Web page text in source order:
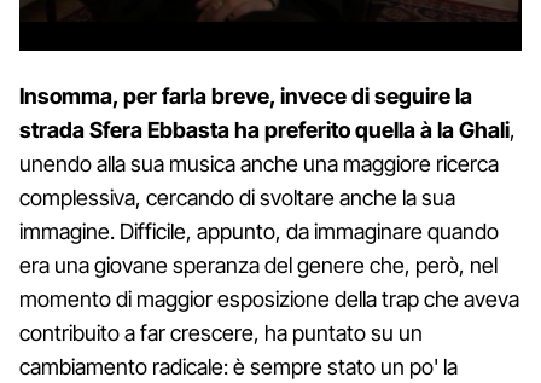
Insomma, per farla breve, invece di seguire la
strada Sfera Ebbasta ha preferito quella à la Ghali,
unendo alla sua musica anche una maggiore ricerca
complessiva, cercando di svoltare anche la sua
immagine. Difficile, appunto, da immaginare quando
era una giovane speranza del genere che, però, nel
momento di maggior esposizione della trap che aveva
contribuito a far crescere, ha puntato su un
cambiamento radicale: è sempre stato un po' la